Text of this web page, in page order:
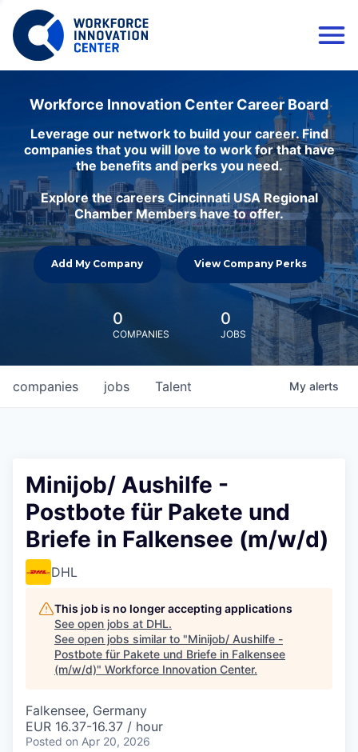
Workforce Innovation Center Career Board
Leverage our network to build your career. Find
companies that you will love to work for that have
the benefits and perks you need.
Explore the careers Cincinnati USA Regional
Chamber Members have to offer.
Add My Company View Company Perks
0
COMPANIES
0
JOBS
jobs
companies Talent My alerts
Minijob/ Aushilfe -
Postbote für Pakete und
Briefe in Falkensee (m/w/d)
DHL
This job is no longer accepting applications
See open jobs at DHL.
See open jobs similar to "Minijob/ Aushilfe -
Postbote für Pakete und Briefe in Falkensee
(m/w/d)" Workforce Innovation Center.
Falkensee, Germany
EUR 16.37-16.37 / hour
Posted on Apr 20, 2026